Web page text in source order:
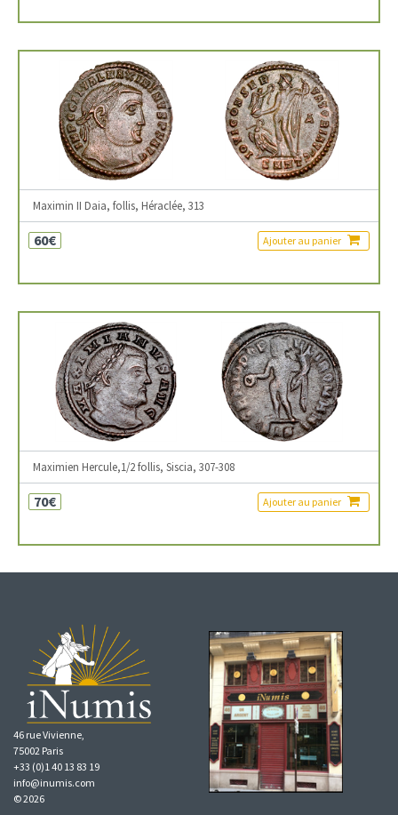
Maximin II Daia, follis, Héraclée, 313
60€ Ajouter au panier
Maximien Hercule,1/2 follis, Siscia, 307-308
70€ Ajouter au panier
46 rue Vivienne,
75002 Paris
+33 (0)1 40 13 83 19
info@inumis.com
© 2026